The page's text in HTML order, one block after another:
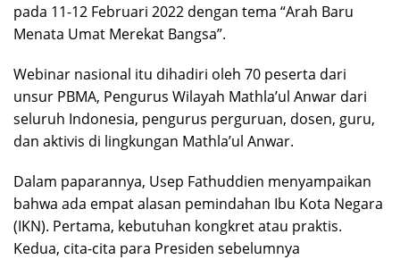
pada 11-12 Februari 2022 dengan tema “Arah Baru
Menata Umat Merekat Bangsa”.
Webinar nasional itu dihadiri oleh 70 peserta dari
unsur PBMA, Pengurus Wilayah Mathla’ul Anwar dari
seluruh Indonesia, pengurus perguruan, dosen, guru,
dan aktivis di lingkungan Mathla’ul Anwar.
Dalam paparannya, Usep Fathuddien menyampaikan
bahwa ada empat alasan pemindahan Ibu Kota Negara
(IKN). Pertama, kebutuhan kongkret atau praktis.
Kedua, cita-cita para Presiden sebelumnya